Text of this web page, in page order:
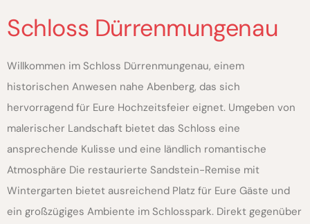
Schloss Dürrenmungenau
Willkommen im Schloss Dürrenmungenau, einem
historischen Anwesen nahe Abenberg, das sich
hervorragend für Eure Hochzeitsfeier eignet. Umgeben von
malerischer Landschaft bietet das Schloss eine
ansprechende Kulisse und eine ländlich romantische
Atmosphäre Die restaurierte Sandstein-Remise mit
Wintergarten bietet ausreichend Platz für Eure Gäste und
ein großzügiges Ambiente im Schlosspark. Direkt gegenüber